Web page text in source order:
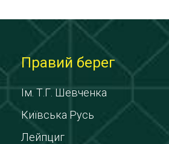
Правий берег
Ім. Т.Г. Шевченка
Київська Русь
Лейпциг